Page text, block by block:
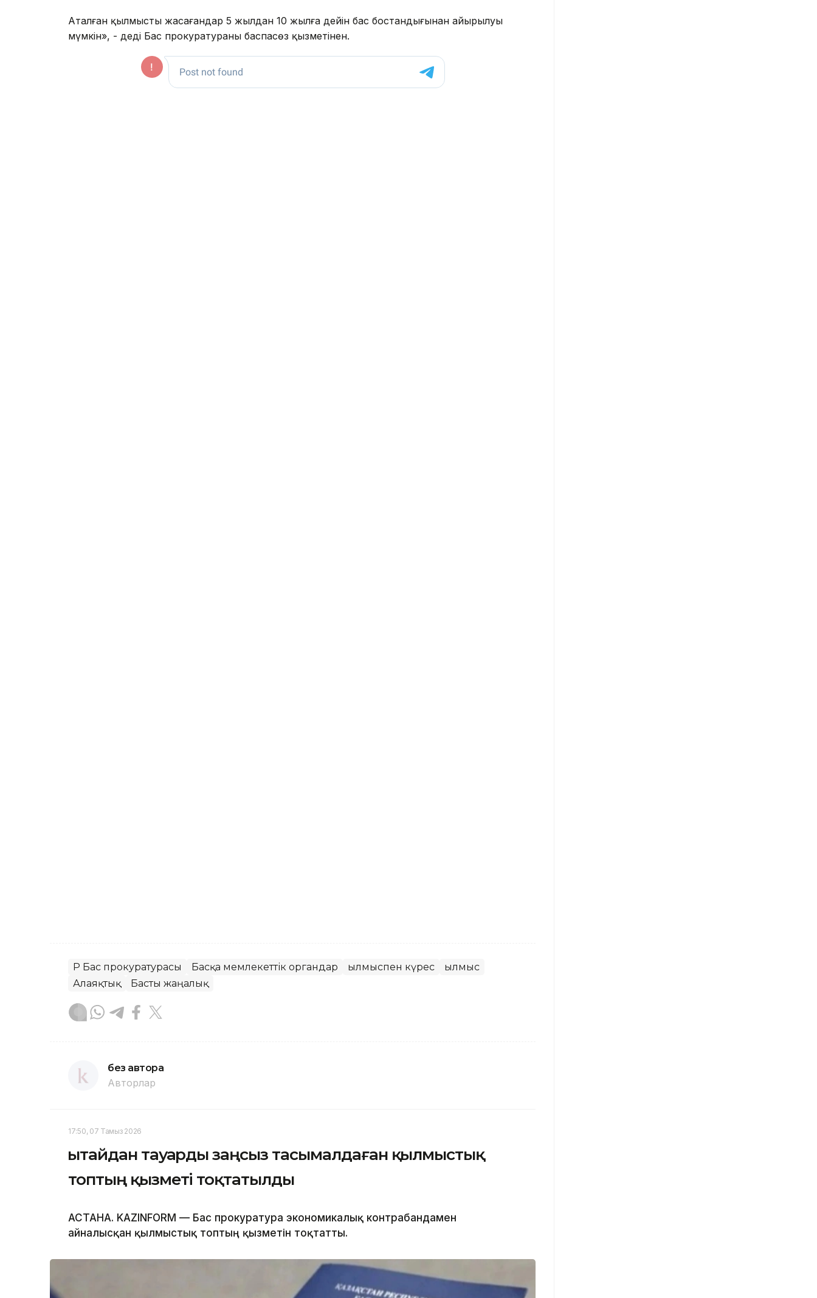
Аталған қылмысты жасағандар 5 жылдан 10 жылға дейін бас бостандығынан айырылуы
мүмкін», - деді Бас прокуратураның баспасөз қызметінен.
ҚР Бас прокуратурасы Басқа мемлекеттік органдар Қылмыспен күрес
Қылмыс
Алаяқтық
Басты жаңалық
без автора
Авторлар
17:50, 07 Тамыз 2026
Қытайдан тауарды заңсыз тасымалдаған қылмыстық
топтың қызметі тоқтатылды
АСТАНА. KAZINFORM — Бас прокуратура экономикалық контрабандамен
айналысқан қылмыстық топтың қызметін тоқтатты.